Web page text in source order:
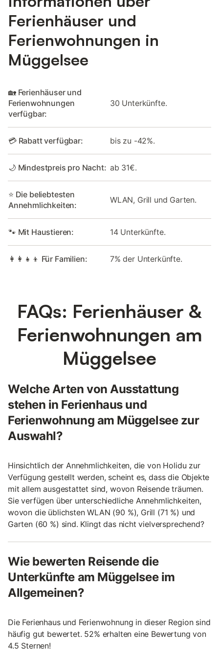
Ferienhäuser und
Ferienwohnungen in
Müggelsee
🏡 Ferienhäuser und
Ferienwohnungen
verfügbar:
30 Unterkünfte.
💳 Rabatt verfügbar: bis zu -42%.
🌙 Mindestpreis pro Nacht: ab 31€.
⭐ Die beliebtesten
Annehmlichkeiten:
WLAN, Grill und Garten.
🐾 Mit Haustieren: 14 Unterkünfte.
👩‍👩‍👧‍👦 Für Familien: 7% der Unterkünfte.
FAQs: Ferienhäuser &
Ferienwohnungen am
Müggelsee
Welche Arten von Ausstattung
stehen in Ferienhaus und
Ferienwohnung am Müggelsee zur
Auswahl?
Hinsichtlich der Annehmlichkeiten, die von Holidu zur
Verfügung gestellt werden, scheint es, dass die Objekte
mit allem ausgestattet sind, wovon Reisende träumen.
Sie verfügen über unterschiedliche Annehmlichkeiten,
wovon die üblichsten WLAN (90 %), Grill (71 %) und
Garten (60 %) sind. Klingt das nicht vielversprechend?
Wie bewerten Reisende die
Unterkünfte am Müggelsee im
Allgemeinen?
Die Ferienhaus und Ferienwohnung in dieser Region sind
häufig gut bewertet. 52% erhalten eine Bewertung von
4.5 Sternen!